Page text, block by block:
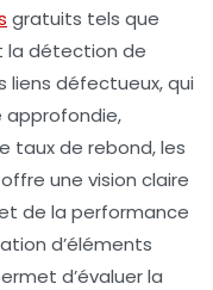
gratuits tels que
la détection de
liens défectueux, qui
approfondie,
taux de rebond, les
une vision claire
de la performance
d’éléments
d’évaluer la